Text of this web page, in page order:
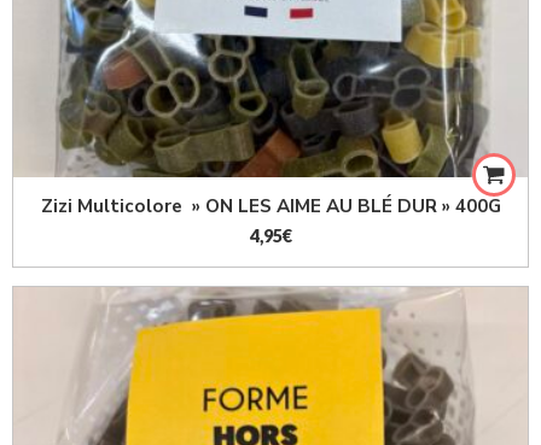
Zizi Multicolore » ON LES AIME AU BLÉ DUR » 400G
4,95€